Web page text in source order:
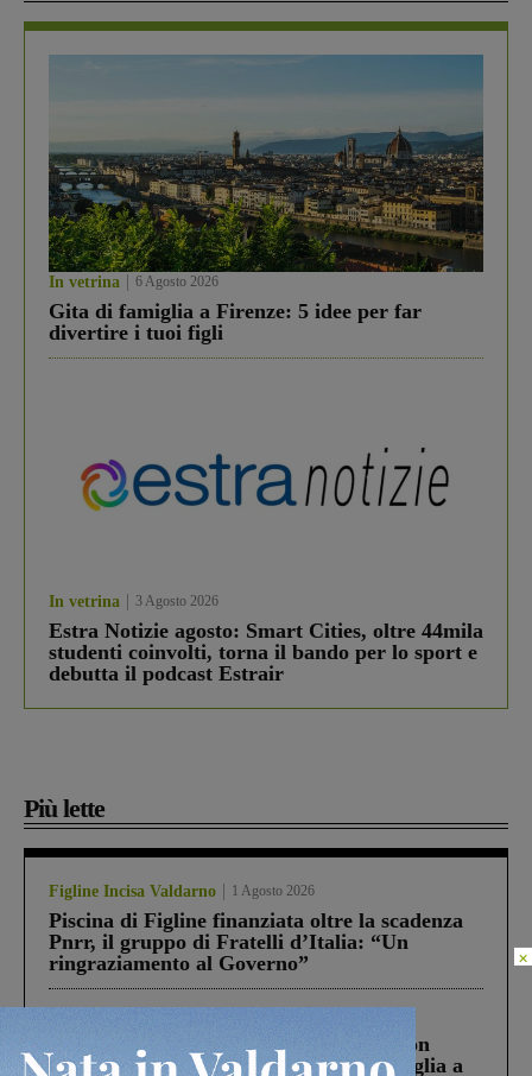
In vetrina 6 Agosto 2026
Gita di famiglia a Firenze: 5 idee per far
divertire i tuoi figli
In vetrina 3 Agosto 2026
Estra Notizie agosto: Smart Cities, oltre 44mila
studenti coinvolti, torna il bando per lo sport e
debutta il podcast Estrair
Più lette
Figline Incisa Valdarno 1 Agosto 2026
Piscina di Figline finanziata oltre la scadenza
Pnrr, il gruppo di Fratelli d’Italia: “Un
ringraziamento al Governo”
Scomparso da una struttura di Castiglion
Fiorentino l’uomo che aveva ucciso la figlia a
×